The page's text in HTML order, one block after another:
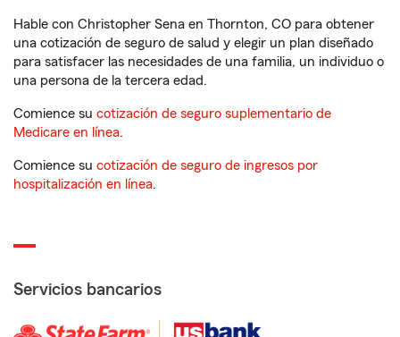
Hable con Christopher Sena en Thornton, CO para obtener
una cotización de seguro de salud y elegir un plan diseñado
para satisfacer las necesidades de una familia, un individuo o
una persona de la tercera edad.
Comience su cotización de seguro suplementario de
Medicare en línea.
Comience su cotización de seguro de ingresos por
hospitalización en línea.
Servicios bancarios